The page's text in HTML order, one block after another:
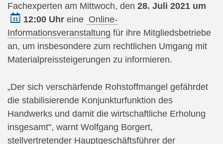
Fachexperten am Mittwoch, den 28. Juli 2021 um
12:00 Uhr eine Online‐
Informationsveranstaltung für ihre Mitgliedsbetriebe
an, um insbesondere zum rechtlichen Umgang mit
Materialpreissteigerungen zu informieren.
„Der sich verschärfende Rohstoffmangel gefährdet
die stabilisierende Konjunkturfunktion des
Handwerks und damit die wirtschaftliche Erholung
insgesamt", warnt Wolfgang Borgert,
stellvertretender Hauptgeschäftsführer der